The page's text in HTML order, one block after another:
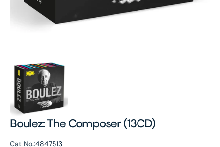
Boulez: The Composer (13CD)
Cat No.:4847513